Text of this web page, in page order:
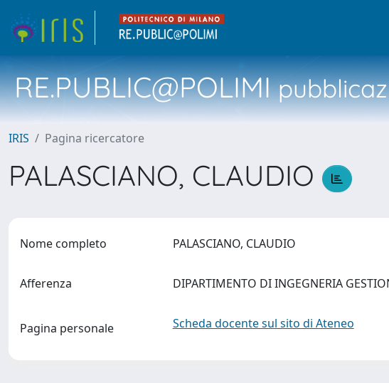
RE.PUBLIC@POLIMI
IRIS Pagina ricercatore
PALASCIANO, CLAUDIO
Nome completo PALASCIANO, CLAUDIO
Afferenza DIPARTIMENTO DI INGEGNERIA
Pagina personale Scheda docente sul sito di Ateneo